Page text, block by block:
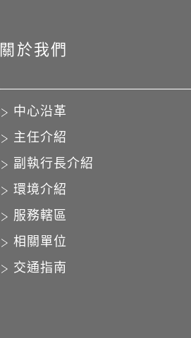
關於我們
中心沿革
主任介紹
副執行長介紹
環境介紹
服務轄區
相關單位
交通指南